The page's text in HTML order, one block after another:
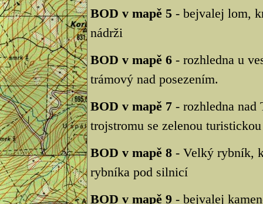
BOD v mapě 5- bejvalej lom,
nádrži
BOD v mapě 6- rozhledna u
trámový nad posezením.
BOD v mapě 7- rozhledna nad
trojstromu se zelenou
BOD v mapě 8- Velký rybník,
rybníka pod silnicí
BOD v mapě 9- bejvalej